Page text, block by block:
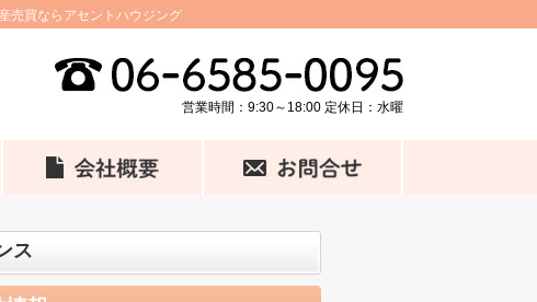
売買ならアセントハウジング
営業時間：9:30～18:00 定休日：水曜
ス